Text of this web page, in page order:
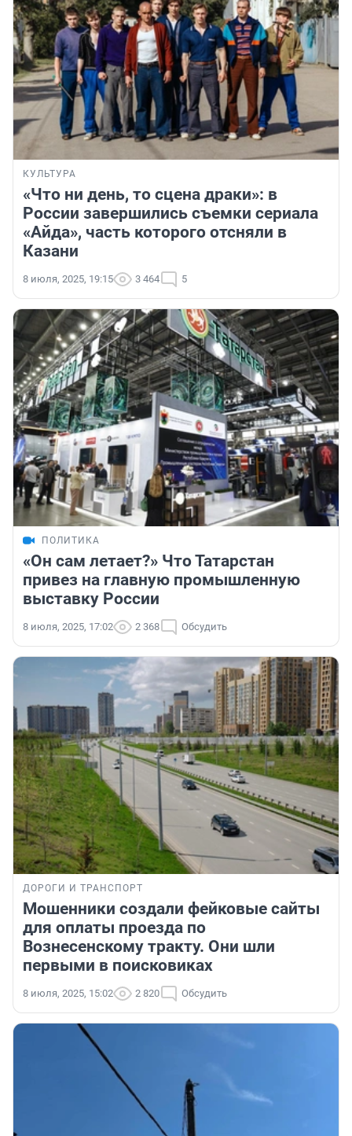
КУЛЬТУРА
«Что ни день, то сцена драки»: в
России завершились съемки сериала
«Айда», часть которого отсняли в
Казани
8 июля, 2025, 19:15 3 464 5
ПОЛИТИКА
«Он сам летает?» Что Татарстан
привез на главную промышленную
выставку России
8 июля, 2025, 17:02 2 368 Обсудить
ДОРОГИ И ТРАНСПОРТ
Мошенники создали фейковые сайты
для оплаты проезда по
Вознесенскому тракту. Они шли
первыми в поисковиках
8 июля, 2025, 15:02 2 820 Обсудить